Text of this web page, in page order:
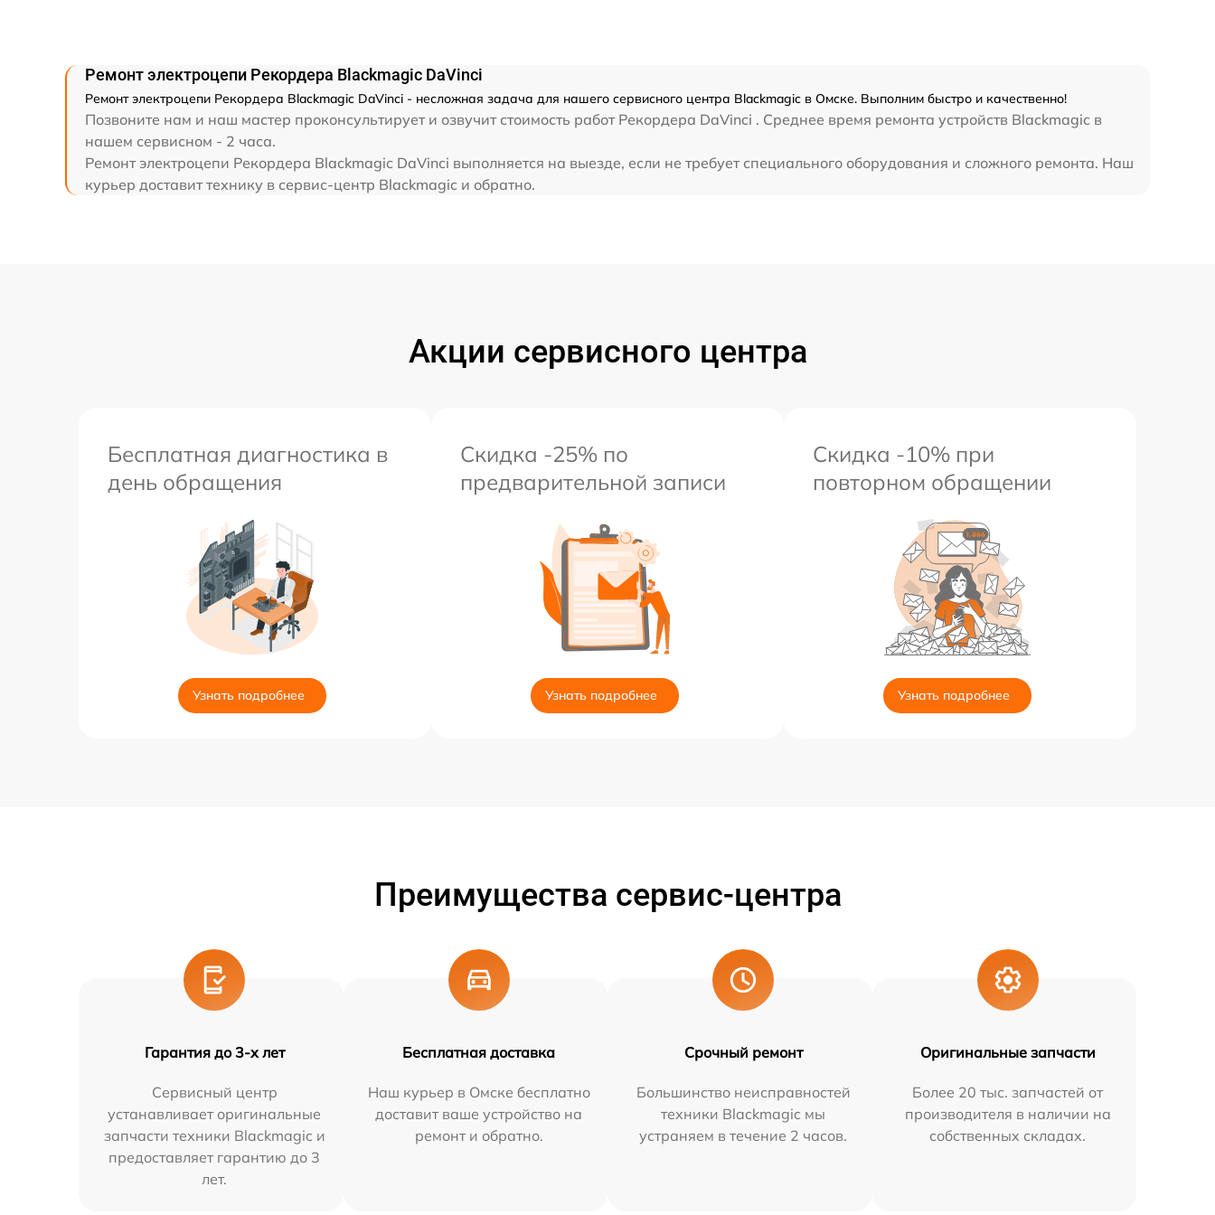
Ремонт электроцепи Рекордера Blackmagic DaVinci
Ремонт электроцепи Рекордера Blackmagic DaVinci - несложная задача для нашего сервисного центра Blackmagic в Омске. Выполним быстро и качественно!
Позвоните нам и наш мастер проконсультирует и озвучит стоимость работ Рекордера DaVinci . Среднее время ремонта устройств Blackmagic в
нашем сервисном - 2 часа.
Ремонт электроцепи Рекордера Blackmagic DaVinci выполняется на выезде, если не требует специального оборудования и сложного ремонта. Наш
курьер доставит технику в сервис-центр Blackmagic и обратно.
Акции сервисного центра
Бесплатная диагностика в
день обращения
Узнать подробнее
Скидка -25% по
предварительной записи
Узнать подробнее
Скидка -10% при
повторном обращении
Узнать подробнее
Преимущества сервис-центра
Гарантия до 3-х лет
Сервисный центр
устанавливает оригинальные
запчасти техники Blackmagic и
предоставляет гарантию до 3
лет.
Бесплатная доставка
Наш курьер в Омске бесплатно
доставит ваше устройство на
ремонт и обратно.
Срочный ремонт
Большинство неисправностей
техники Blackmagic мы
устраняем в течение 2 часов.
Оригинальные запчасти
Более 20 тыс. запчастей от
производителя в наличии на
собственных складах.